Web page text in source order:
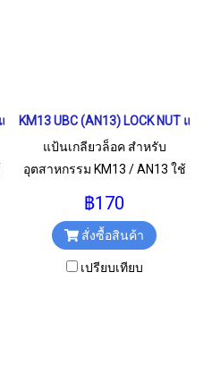
แป้นเกลียวล็อค
KM13 UBC (AN13) LOCK NUT แป้
แป้นเกลียวล็อค สำหรับ
อุตสาหกรรม KM13 / AN13 ใช้
฿170
สั่งซื้อสินค้า
เปรียบเทียบ